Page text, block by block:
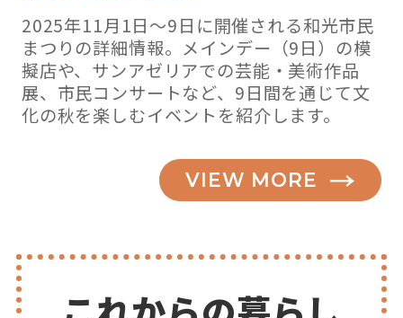
2025年11月1日～9日に開催される和光市民
まつりの詳細情報。メインデー（9日）の模
擬店や、サンアゼリアでの芸能・美術作品
展、市民コンサートなど、9日間を通じて文
化の秋を楽しむイベントを紹介します。
VIEW MORE